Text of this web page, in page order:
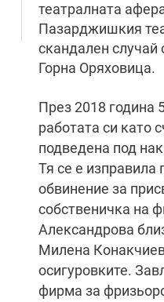
театралната
Пазарджишкия
скандален случай
Горна Оряховица.
През 2018 година
работата си като
подведена под
Тя се е изправила
обвинение за
собственичка на
Александрова
Милена
осигуровките.
фирма за